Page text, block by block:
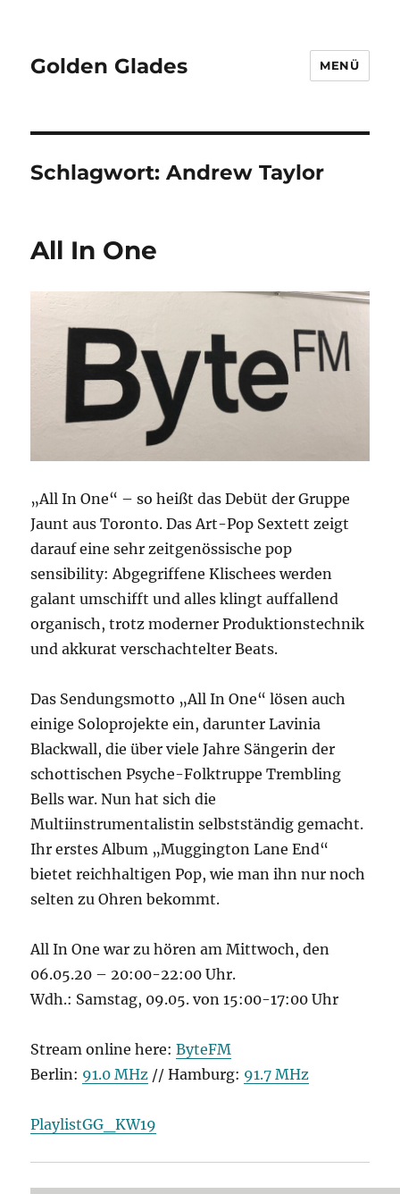
Golden Glades MENÜ
Schlagwort:Andrew Taylor
All In One
„All In One“ – so heißt das Debüt der Gruppe
Jaunt aus Toronto. Das Art-Pop Sextett zeigt
darauf eine sehr zeitgenössische pop
sensibility: Abgegriffene Klischees werden
galant umschifft und alles klingt auffallend
organisch, trotz moderner Produktionstechnik
und akkurat verschachtelter Beats.
Das Sendungsmotto „All In One“ lösen auch
einige Soloprojekte ein, darunter Lavinia
Blackwall, die über viele Jahre Sängerin der
schottischen Psyche-Folktruppe Trembling
Bells war. Nun hat sich die
Multiinstrumentalistin selbstständig gemacht.
Ihr erstes Album „Muggington Lane End“
bietet reichhaltigen Pop, wie man ihn nur noch
selten zu Ohren bekommt.
All In One war zu hören am Mittwoch, den
06.05.20 – 20:00-22:00 Uhr.
Wdh.: Samstag, 09.05. von 15:00-17:00 Uhr
Stream online here:ByteFM
Berlin: 91.0 MHz // Hamburg: 91.7 MHz
PlaylistGG_KW19